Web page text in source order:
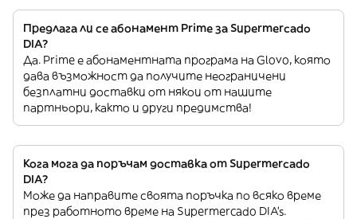
Предлага ли се абонамент Prime за Supermercado
DIA?
Да. Prime е абонаментната програма на Glovo, която
дава възможност да получите неограничени
безплатни доставки от някои от нашите
партньори, както и други предимства!
Кога мога да поръчам доставка от Supermercado
DIA?
Може да направите своята поръчка по всяко време
през работното време на Supermercado DIA’s.